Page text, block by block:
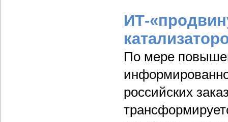
ИТ-
По мере
российских